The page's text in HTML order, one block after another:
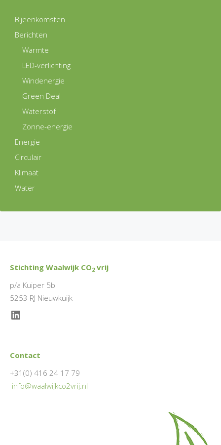
Bijeenkomsten
Berichten
Warmte
LED-verlichting
Windenergie
Green Deal
Waterstof
Zonne-energie
Energie
Circulair
Klimaat
Water
Stichting Waalwijk CO2vrij
p/a Kuiper 5b
5253 RJ Nieuwkuijk
LinkedIn
Contact
+31(0) 416 24 17 79
info@waalwijkco2vrij.nl